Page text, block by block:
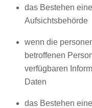
das Bestehen
Aufsichtsbehörde
wenn die
betroffenen
verfügbaren
Daten
das Bestehen